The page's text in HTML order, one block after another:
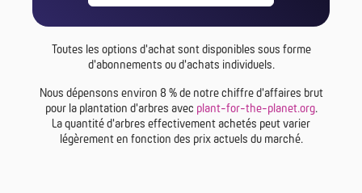
Toutes les options d'achat sont disponibles sous forme
d'abonnements ou d'achats individuels.
Nous dépensons environ 8 % de notre chiffre d'affaires brut
pour la plantation d'arbres avec plant-for-the-planet.org.
La quantité d'arbres effectivement achetés peut varier
légèrement en fonction des prix actuels du marché.